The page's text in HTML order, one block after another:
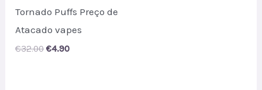
Tornado Puffs Preço de
Atacado vapes
€32.00 Original
€4.90Current